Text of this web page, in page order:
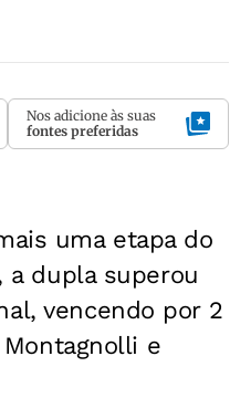
Nos adicione às suas
fontes preferidas
uma etapa do
a dupla superou
vencendo por 2
Montagnolli e